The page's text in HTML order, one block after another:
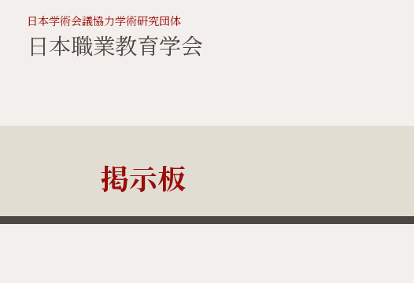
日本学術会議協力学術研究団体
日本職業教育学会
掲示板